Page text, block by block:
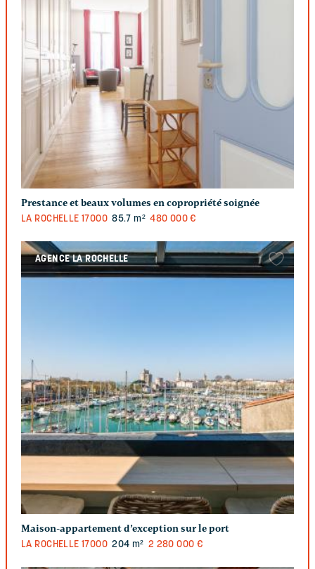
Prestance et beaux volumes en copropriété soignée
LA ROCHELLE 17000 85.7 m² 480 000 €
AGENCE LA ROCHELLE
Maison-appartement d’exception sur le port
LA ROCHELLE 17000 204 m² 2 280 000 €